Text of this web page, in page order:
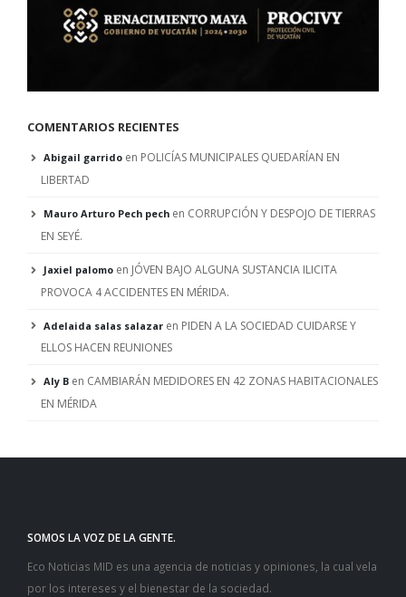
COMENTARIOS RECIENTES
Abigail garrido en POLICÍAS MUNICIPALES QUEDARÍAN EN
LIBERTAD
Mauro Arturo Pech pech en CORRUPCIÓN Y DESPOJO DE TIERRAS
EN SEYÉ.
Jaxiel palomo en JÓVEN BAJO ALGUNA SUSTANCIA ILICITA
PROVOCA 4 ACCIDENTES EN MÉRIDA.
Adelaida salas salazar en PIDEN A LA SOCIEDAD CUIDARSE Y
ELLOS HACEN REUNIONES
Aly B en CAMBIARÁN MEDIDORES EN 42 ZONAS HABITACIONALES
EN MÉRIDA
SOMOS LA VOZ DE LA GENTE.
Eco Noticias MID es una agencia de noticias y opiniones, la cual vela
por los intereses y el bienestar de la sociedad.